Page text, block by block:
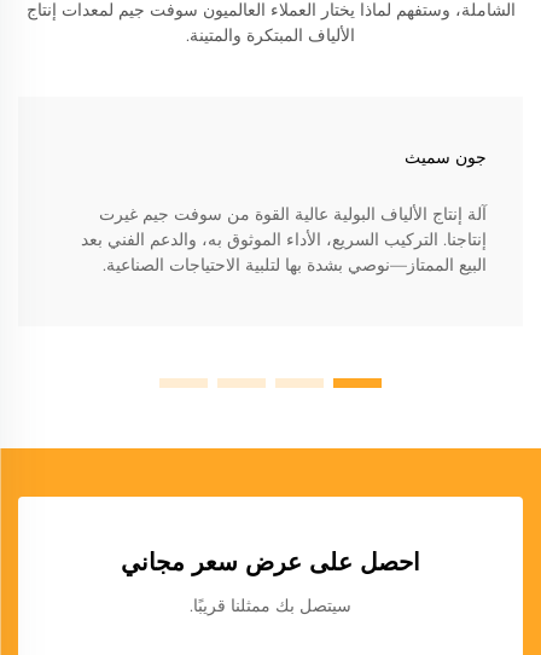
الشاملة، وستفهم لماذا يختار العملاء العالميون سوفت جيم لمعدات إنتاج
الألياف المبتكرة والمتينة.
جون سميث
آلة إنتاج الألياف البولية عالية القوة من سوفت جيم غيرت
إنتاجنا. التركيب السريع، الأداء الموثوق به، والدعم الفني بعد
البيع الممتاز—نوصي بشدة بها لتلبية الاحتياجات الصناعية.
احصل على عرض سعر مجاني
سيتصل بك ممثلنا قريبًا.